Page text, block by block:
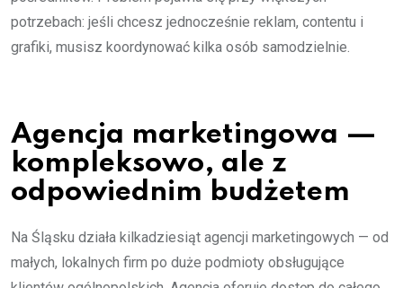
potrzebach: jeśli chcesz jednocześnie reklam, contentu i
grafiki, musisz koordynować kilka osób samodzielnie.
Agencja marketingowa —
kompleksowo, ale z
odpowiednim budżetem
Na Śląsku działa kilkadziesiąt agencji marketingowych — od
małych, lokalnych firm po duże podmioty obsługujące